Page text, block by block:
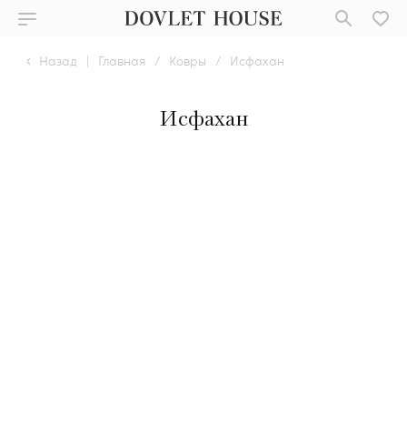
Назад | Главная / Ковры / Исфахан
Исфахан